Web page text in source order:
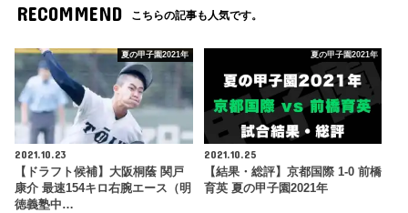
RECOMMEND こちらの記事も人気です。
夏の甲子園2021年
2021.10.23
【ドラフト候補】大阪桐蔭 関戸
康介 最速154キロ右腕エース（明
徳義塾中…
夏の甲子園2021年
2021.10.25
【結果・総評】京都国際 1-0 前橋
育英 夏の甲子園2021年